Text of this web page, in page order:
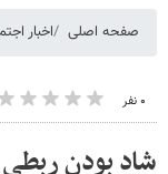
صفحه اصلی اخبار
۰ نفر
شاد بودن ربطی